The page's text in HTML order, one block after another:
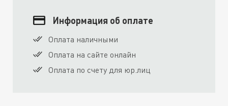
Информация об оплате
Оплата наличными
Оплата на сайте онлайн
Оплата по счету для юр.лиц